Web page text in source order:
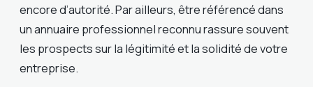
encore d’autorité. Par ailleurs, être référencé dans
un annuaire professionnel reconnu rassure souvent
les prospects sur la légitimité et la solidité de votre
entreprise.